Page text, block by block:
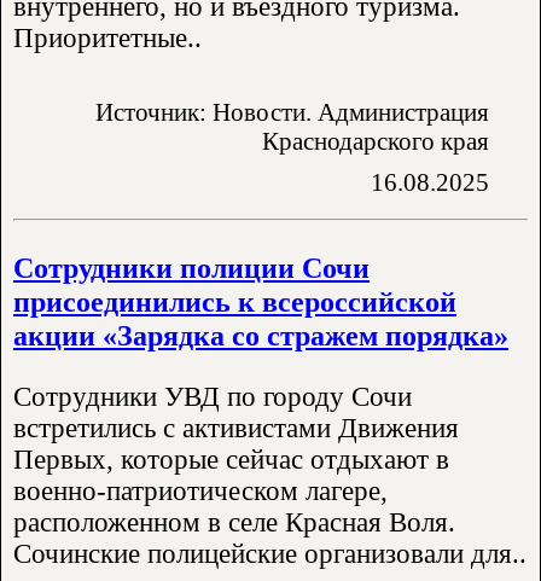
внутреннего, но и въездного туризма.
Приоритетные..
Источник: Новости. Администрация
Краснодарского края
16.08.2025
Сотрудники полиции Сочи
присоединились к всероссийской
акции «Зарядка со стражем порядка»
Сотрудники УВД по городу Сочи
встретились с активистами Движения
Первых, которые сейчас отдыхают в
военно-патриотическом лагере,
расположенном в селе Красная Воля.
Сочинские полицейские организовали для..